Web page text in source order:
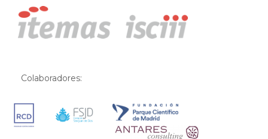
Colaboradores: